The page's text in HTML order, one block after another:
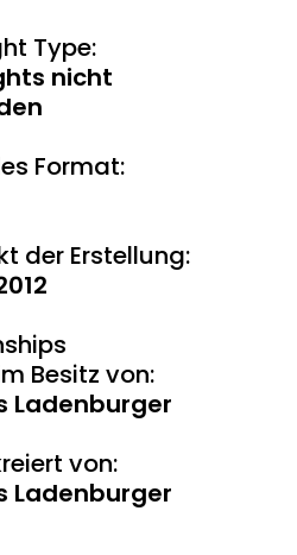
Type:
nicht
Format:
der Erstellung:
Besitz von:
Ladenburger
von:
Ladenburger